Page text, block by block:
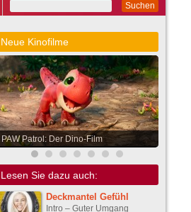
Suchen
Neue Kinofilme
PAW Patrol: Der Dino-Film
Lesen Sie dazu auch:
Deckmantel Gefühl
Intro – Guter Umgang